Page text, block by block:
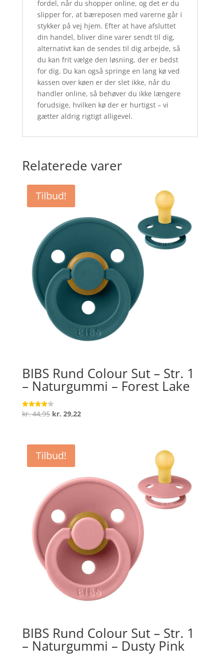
fordel, når du shopper online, og det er du
slipper for, at bæreposen med varerne går i
stykker på vej hjem. Efter at have afsluttet
din handel, bliver dine varer sendt til dig,
alternativt kan de sendes til dig arbejde, så
du kan frit vælge den løsning, der er bedst
for dig. Du kan også springe en lang kø ved
kassen over køen er der slet ikke, når du
handler online, så behøver du ikke længere
forudsige, hvilken kø der er hurtigst – vi
gætter aldrig rigtigt alligevel.
Relaterede varer
Tilbud!
BIBS Rund Colour Sut – Str. 1
– Naturgummi – Forest Lake
Vurderet
4.2
kr.44,95 Den
var:
kr. 44,95.
kr. 29,22Den
Tilbud!
BIBS Rund Colour Sut – Str. 1
– Naturgummi – Dusty Pink